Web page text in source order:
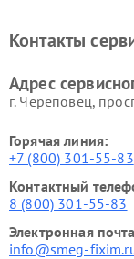
Контакты
Адрес
г. Череповец,
Горячая линия:
+7 (800) 301-55-83
Контактный
8 (800) 301-55-83
Электронная
info@smeg-